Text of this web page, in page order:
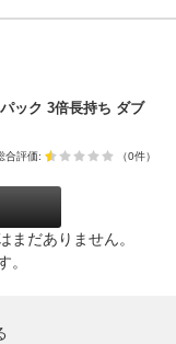
ック 3倍長持ち ダブ
合評価: （0件）
まだありません。
。